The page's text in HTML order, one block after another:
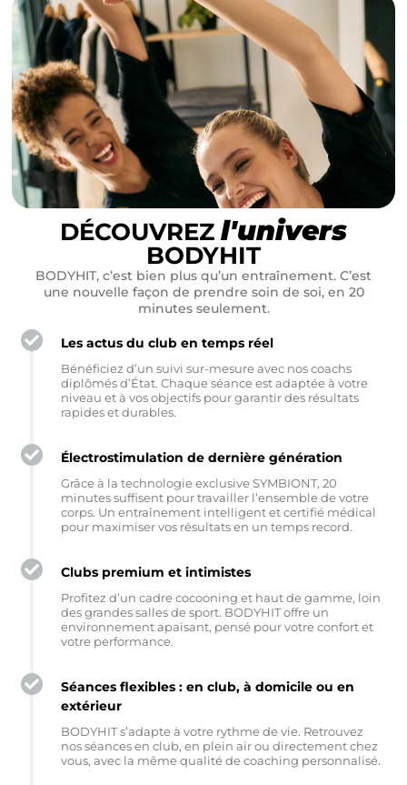
DÉCOUVREZ l'univers
BODYHIT
BODYHIT, c’est bien plus qu’un entraînement. C’est
une nouvelle façon de prendre soin de soi, en 20
minutes seulement.
Les actus du club en temps réel
Bénéficiez d’un suivi sur-mesure avec nos coachs
diplômés d’État. Chaque séance est adaptée à votre
niveau et à vos objectifs pour garantir des résultats
rapides et durables.
Électrostimulation de dernière génération
Grâce à la technologie exclusive SYMBIONT, 20
minutes suffisent pour travailler l’ensemble de votre
corps. Un entraînement intelligent et certifié médical
pour maximiser vos résultats en un temps record.
Clubs premium et intimistes
Profitez d’un cadre cocooning et haut de gamme, loin
des grandes salles de sport. BODYHIT offre un
environnement apaisant, pensé pour votre confort et
votre performance.
Séances flexibles : en club, à domicile ou en
extérieur
BODYHIT s’adapte à votre rythme de vie. Retrouvez
nos séances en club, en plein air ou directement chez
vous, avec la même qualité de coaching personnalisé.